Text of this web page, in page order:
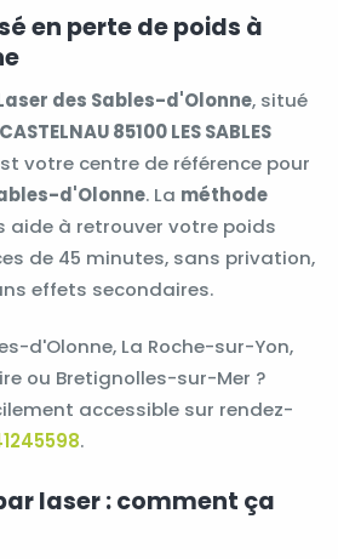
en perte de poids à
des Sables-d'Olonne, situé
85100 LES SABLES
votre centre de référence pour
d'Olonne. La méthode
aide à retrouver votre poids
de 45 minutes, sans privation,
effets secondaires.
d'Olonne, La Roche-sur-Yon,
ou Bretignolles-sur-Mer ?
accessible sur rendez-
.
laser : comment ça